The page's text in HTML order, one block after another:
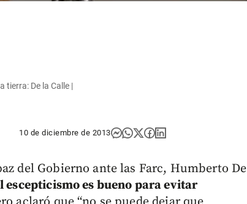
tierra: De la Calle |
10 de diciembre de 2013
del Gobierno ante las Farc, Humberto De
escepticismo es bueno para evitar